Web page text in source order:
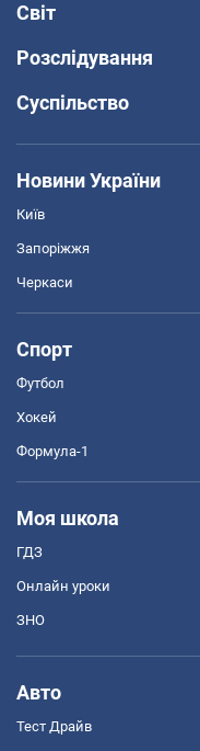
Світ
Розслідування
Суспільство
Новини України
Київ
Запоріжжя
Черкаси
Спорт
Футбол
Хокей
Формула-1
Моя школа
ГДЗ
Онлайн уроки
ЗНО
Авто
Тест Драйв